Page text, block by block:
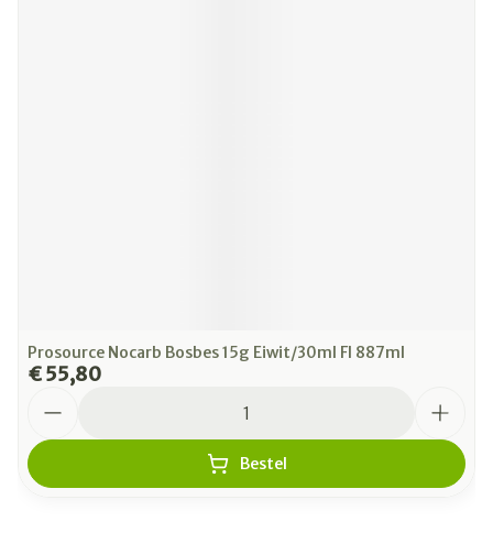
Prosource Nocarb Bosbes 15g Eiwit/30ml Fl 887ml
€ 55,80
Bestel